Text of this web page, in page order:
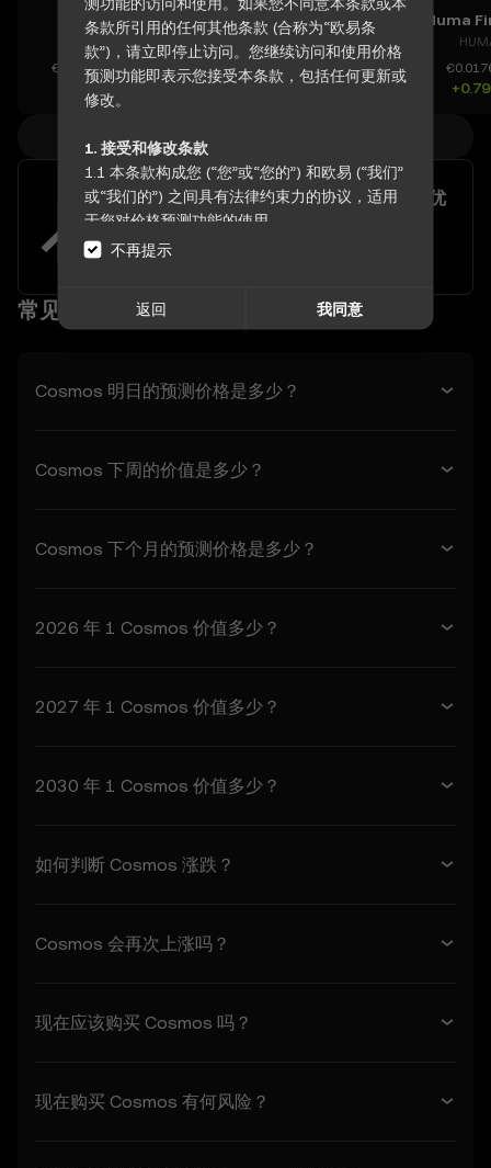
Blur
BLUR
€0.011775
+0.22%
Catizen
CATI
€0.035214
-2.48%
FLR
€0.0052137
+1.39%
查看全部价格
欧易提供 60 余种欧元交易对，助您优
化资产的多元配置
立即体验
常见问题
Cosmos 明日的预测价格是多少？
Cosmos 下周的价值是多少？
Cosmos 下个月的预测价格是多少？
2026 年 1 Cosmos 价值多少？
2027 年 1 Cosmos 价值多少？
2030 年 1 Cosmos 价值多少？
如何判断 Cosmos 涨跌？
Cosmos 会再次上涨吗？
现在应该购买 Cosmos 吗？
现在购买 Cosmos 有何风险？
条款所引用的任何其他条款 (合称为“欧易条
款”)，请立即停止访问。您继续访问和使用价格
预测功能即表示您接受本条款，包括任何更新或
修改。
1. 接受和修改条款
1.1 本条款构成您 (“您”或“您的”) 和欧易 (“我们”
或“我们的”) 之间具有法律约束力的协议，适用
于您对价格预测功能的使用。
1.2 通过以任何身份访问或使用价格预测功能，
策以及任何其他纳入的条款。
果不承担任何责任。
定期查看本条款。
应与欧易服务条款中定义的含义相同。如有冲
3. 价格预测功能
3.2 价格预测功能可能包括：
化。
- 有关异常市场活动的通知或公告。
- 遵守所有条款和更新。
- 自行进行尽职调查，并随时了解欧易的任何公
5.1 价格预测功能和提供的内容：
不再提示
返回 我同意